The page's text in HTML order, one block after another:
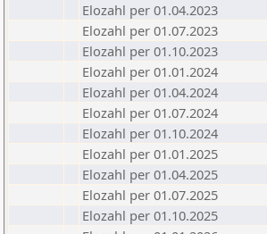
Elozahl per 01.04.2023
Elozahl per 01.07.2023
Elozahl per 01.10.2023
Elozahl per 01.01.2024
Elozahl per 01.04.2024
Elozahl per 01.07.2024
Elozahl per 01.10.2024
Elozahl per 01.01.2025
Elozahl per 01.04.2025
Elozahl per 01.07.2025
Elozahl per 01.10.2025